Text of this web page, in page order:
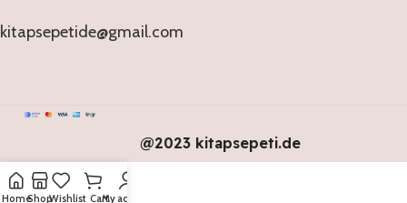
kitapsepetide@gmail.com
@2023 kitapsepeti.de
HomeShopWishlist CartMy account